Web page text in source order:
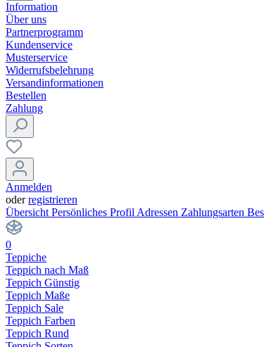
Information
Über uns
Partnerprogramm
Kundenservice
Musterservice
Widerrufsbelehrung
Versandinformationen
Bestellen
Zahlung
Anmelden
oderregistrieren
Übersicht Persönliches Profil Adressen Zahlungsarten
0
Teppiche
Teppich nach Maß
Teppich Günstig
Teppich Maße
Teppich Sale
Teppich Farben
Teppich Rund